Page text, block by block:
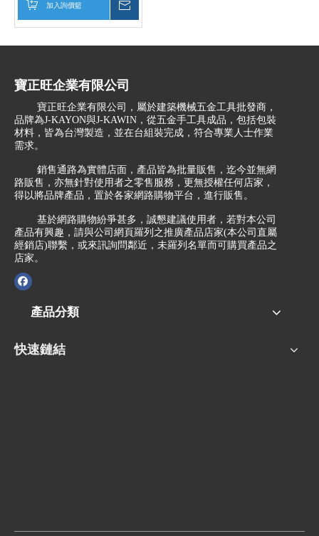
加入詢價籃
寶正旺企業有限公司
寶正旺企業有限公司，屬於建築機械五金工具批發商，
品牌為J-KAYON與J-KAWIN，從五金手工具成品，包括包裝
材料，皆為台灣製造，並在台組裝完成，符合專業人士作業
需求。
銷售通路為實體店面，產品皆為批量販售，迄今並無網
路販售，亦無針對使用者之零售服務，更無授權任何店家，
得以將品牌產品，置於各家網路購物平台，進行販售。
基於網路購物紛爭甚多，誠懇建議使用者，若對本公司
產品有興趣，請與公司網頁羅列之推廣產品店家(本公司直屬
經銷店)聯繫，或來訊詢問鄰近，未羅列名單而可購買產品之
店家。
產品分類
快速鏈結